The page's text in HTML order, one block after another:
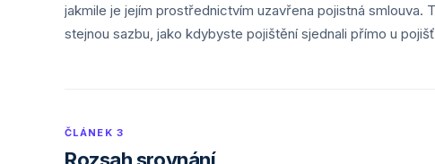
jakmile je jejím prostřednictvím uzavřena pojistná smlouva.
stejnou sazbu, jako kdybyste pojištění sjednali přímo u
ČLÁNEK 3